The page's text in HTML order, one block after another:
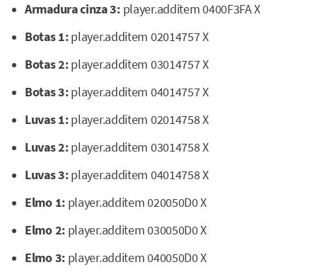
Armadura cinza 3: player.additem 0400F3FA X
Botas 1:player.additem 02014757 X
Botas 2:player.additem 03014757 X
Botas 3:player.additem 04014757 X
Luvas 1:player.additem 02014758 X
Luvas 2:player.additem 03014758 X
Luvas 3:player.additem 04014758 X
Elmo 1: player.additem 020050D0 X
Elmo 2: player.additem 030050D0 X
Elmo 3: player.additem 040050D0 X